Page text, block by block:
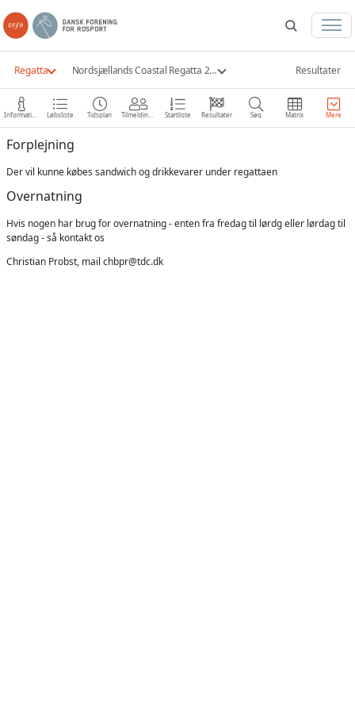
Regatta Nordsjællands Coastal Regatta 2023 Resultater
Information Løbsliste Tidsplan Tilmeldinger Startliste Resultater Søg Matrix Mere
Forplejning
Der vil kunne købes sandwich og drikkevarer under regattaen
Overnatning
Hvis nogen har brug for overnatning - enten fra fredag til lørdg eller lørdag til
søndag - så kontakt os
Christian Probst, mail chbpr@tdc.dk